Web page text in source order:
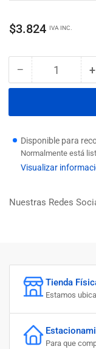
Precio
$3.824 IVA INC.
− Reducir
cantidad
METRO
2MTR
(12
VARILLA)
Cantidad +
Disponible para
Normalmente está
Visualizar
Nuestras Redes
Tienda
Estamos
Para que